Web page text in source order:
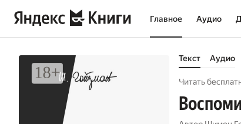
Главное Аудио
Текст Аудио
Читать